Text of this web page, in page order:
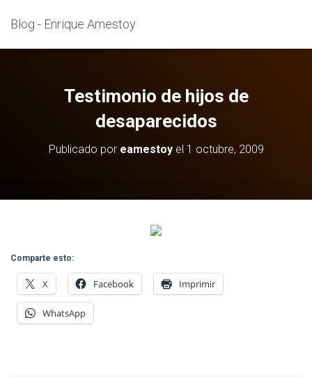
Blog - Enrique Amestoy
Testimonio de hijos de
desaparecidos
Publicado por eamestoyel 1 octubre, 2009
Comparte esto:
X Facebook Imprimir
WhatsApp